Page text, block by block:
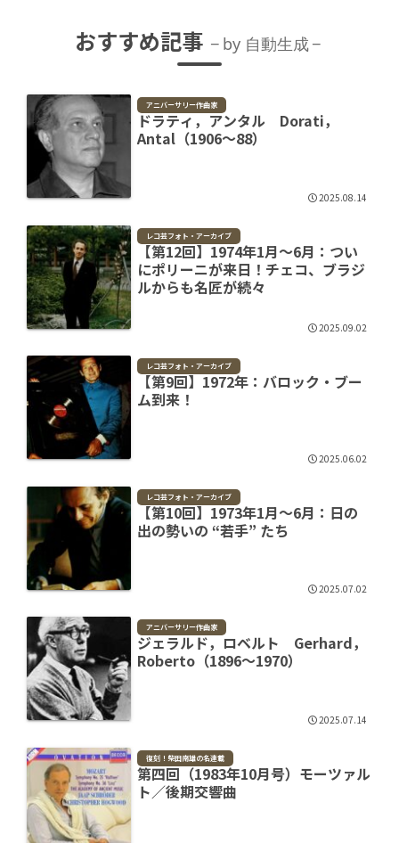
おすすめ記事 by 自動生成
アニバーサリー作曲家
ドラティ，アンタル Dorati，
Antal（1906～88）
2025.08.14
レコ芸フォト・アーカイブ
【第12回】1974年1月～6月：つい
にポリーニが来日！チェコ、ブラジ
ルからも名匠が続々
2025.09.02
レコ芸フォト・アーカイブ
【第9回】1972年：バロック・ブー
ム到来！
2025.06.02
レコ芸フォト・アーカイブ
【第10回】1973年1月～6月：日の
出の勢いの “若手” たち
2025.07.02
アニバーサリー作曲家
ジェラルド，ロベルト Gerhard，
Roberto（1896～1970）
2025.07.14
復刻！柴田南雄の名連載
第四回（1983年10月号）モーツァル
ト／後期交響曲